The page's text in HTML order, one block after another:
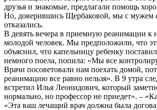
друзья и знакомые, предлагали помощь
Но, доверившись Щербаковой, мы с мужем
отказались.
В девять вечера в приемную реанимации к
молодой человек. Мы предположили, что
объяснил, что капельницу ребенку
немного поела, попила: «Мы все
Врачи посоветовали нам поехать домой,
реанимацию все равно нельзя». В 9 утра
встретил Илья Леонидович, который
нормально, но профессор не приедет». –
«Эта ваш лечащий врач должна была